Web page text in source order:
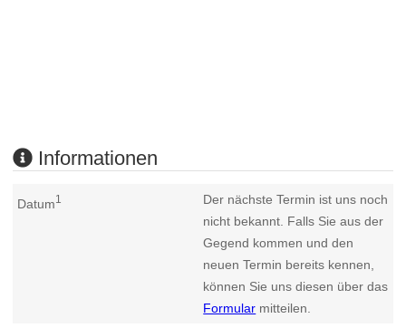
Informationen
Datum1
Der nächste Termin ist uns noch
nicht bekannt. Falls Sie aus der
Gegend kommen und den
neuen Termin bereits kennen,
können Sie uns diesen über das
Formular mitteilen.